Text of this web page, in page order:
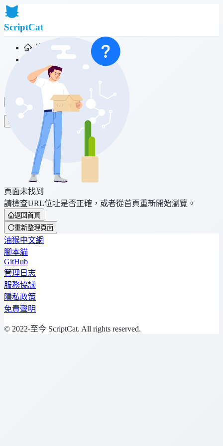
ScriptCat
首頁
腳本列表
瀏覽器擴充功能
頁面未找到
請檢查URL位址是否正確，或者從首頁重新開始瀏覽。
返回首頁
重新整理頁面
油猴中文網
腳本貓
GitHub
管理日志
服務協議
隱私政策
免責聲明
© 2022-至今 ScriptCat. All rights reserved.